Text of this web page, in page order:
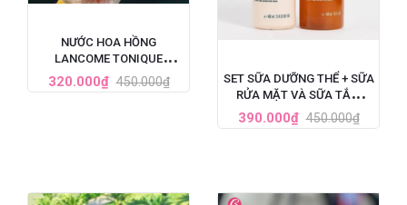
NƯỚC HOA HỒNG
LANCOME TONIQUE
CONFORT CẤP ẨM DỊU DA
125ML
320.000₫ 450.000₫
SET SỮA DƯỠNG THỂ + SỮA
RỬA MẶT VÀ SỮA TẮM
NUXE REVE DE MIEL TINH
CHẤT MẬT ONG 400ML
390.000₫ 450.000₫